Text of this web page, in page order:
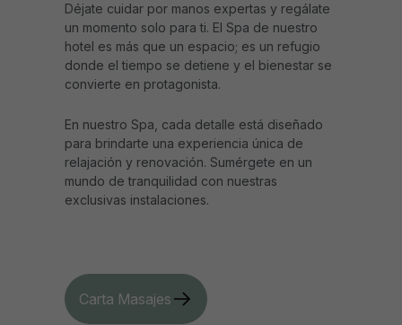
Déjate cuidar por manos expertas y regálate
un momento solo para ti. El Spa de nuestro
hotel es más que un espacio; es un refugio
donde el tiempo se detiene y el bienestar se
convierte en protagonista.
En nuestro Spa, cada detalle está diseñado
para brindarte una experiencia única de
relajación y renovación. Sumérgete en un
mundo de tranquilidad con nuestras
exclusivas instalaciones.
Carta Masajes